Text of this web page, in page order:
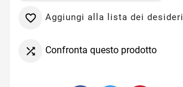
 Aggiungi alla lista dei desideri
 Confronta questo prodotto